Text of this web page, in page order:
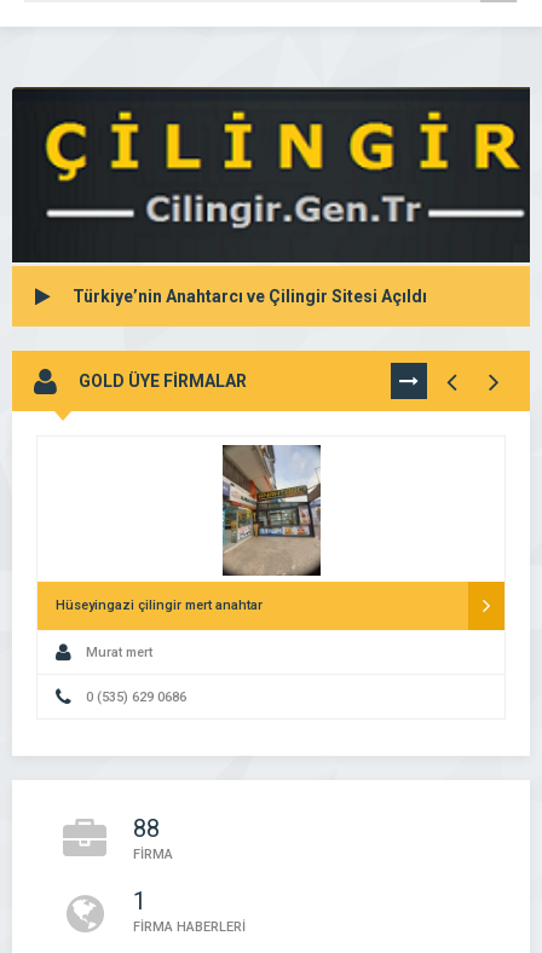
Türkiye’nin Anahtarcı ve Çilingir Sitesi Açıldı
GOLD ÜYE FİRMALAR TÜMÜNÜ
GÖR
Hüseyingazi çilingir mert anahtar
Murat mert
0 (535) 629 0686
88
FİRMA
1
FİRMA HABERLERİ